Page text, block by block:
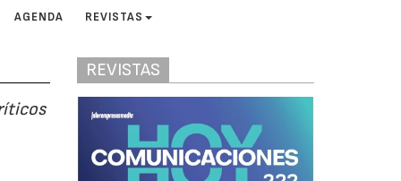
AGENDA REVISTAS
REVISTAS